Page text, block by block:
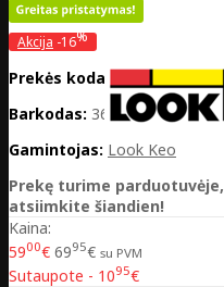
Akcija -16%
Prekės kodas:
Barkodas: 3611720190239
Gamintojas: Look Keo
Prekę turime parduotuvėje,
atsiimkite šiandien!
Kaina:
5900€ 6995€ su PVM
Sutaupote - 1095€